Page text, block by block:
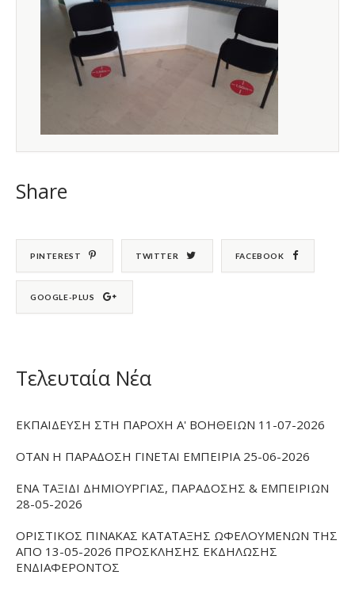
Share
PINTEREST TWITTER FACEBOOK
GOOGLE-PLUS
Τελευταία Νέα
ΕΚΠΑΙΔΕΥΣΗ ΣΤΗ ΠΑΡΟΧΗ Α' ΒΟΗΘΕΙΩΝ 11-07-2026
ΟΤΑΝ Η ΠΑΡΑΔΟΣΗ ΓΙΝΕΤΑΙ ΕΜΠΕΙΡΙΑ 25-06-2026
ΕΝΑ ΤΑΞΙΔΙ ΔΗΜΙΟΥΡΓΙΑΣ, ΠΑΡΑΔΟΣΗΣ & ΕΜΠΕΙΡΙΩΝ
28-05-2026
ΟΡΙΣΤΙΚΟΣ ΠΙΝΑΚΑΣ ΚΑΤΑΤΑΞΗΣ ΩΦΕΛΟΥΜΕΝΩΝ ΤΗΣ
ΑΠΟ 13-05-2026 ΠΡΟΣΚΛΗΣΗΣ ΕΚΔΗΛΩΣΗΣ
ΕΝΔΙΑΦΕΡΟΝΤΟΣ